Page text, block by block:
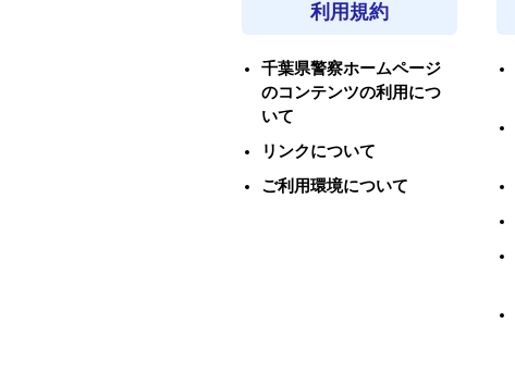
利用規約
千葉県警察ホームページ
のコンテンツの利用につ
いて
リンクについて
ご利用環境について